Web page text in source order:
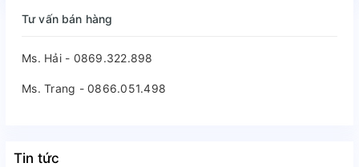
Tư vấn bán hàng
Ms. Hải - 0869.322.898
Ms. Trang - 0866.051.498
Tin tức